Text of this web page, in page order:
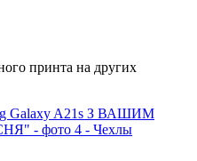
принта на других